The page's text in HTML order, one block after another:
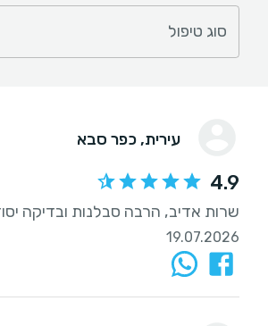
סוג טיפול
עירית, כפר סבא
4.9
שרות אדיב, הרבה סבלנות ובדיקה
19.07.2026